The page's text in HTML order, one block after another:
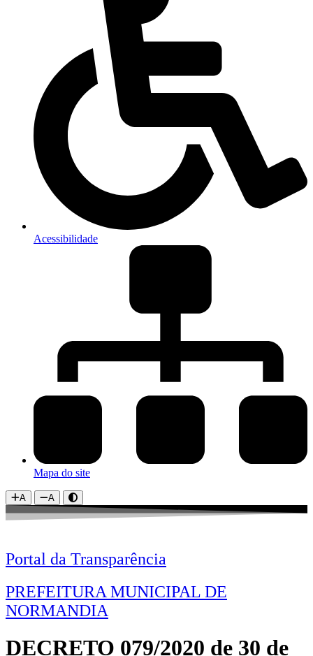
Acessibilidade
Mapa do site
A A
Portal da Transparência
PREFEITURA MUNICIPAL DE
NORMANDIA
DECRETO 079/2020 de 30 de